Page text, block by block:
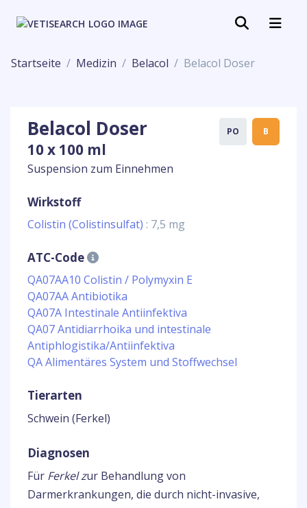
Startseite Medizin Belacol Belacol Doser
Belacol Doser
10 x 100 ml
Suspension zum Einnehmen
PO B
Wirkstoff
Colistin (Colistinsulfat) : 7,5 mg
ATC-Code
QA07AA10 Colistin / Polymyxin E
QA07AA Antibiotika
QA07A Intestinale Antiinfektiva
QA07 Antidiarrhoika und intestinale
Antiphlogistika/Antiinfektiva
QA Alimentäres System und Stoffwechsel
Tierarten
Schwein (Ferkel)
Diagnosen
Für Ferkel zur Behandlung von
Darmerkrankungen, die durch nicht-invasive,